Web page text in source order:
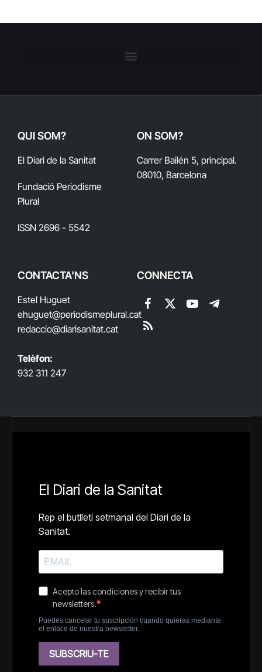
QUI SOM?
El Diari de la Sanitat
Fundació Periodisme
Plural
ISSN 2696 - 5542
ON SOM?
Carrer Bailén 5, principal.
08010, Barcelona
CONTACTA'NS
Estel Huguet
ehuguet@periodismeplural.cat
redaccio@diarisanitat.cat
Telèfon:
932 311 247
CONNECTA
Facebook
X
YouTubeTelegram
RSS